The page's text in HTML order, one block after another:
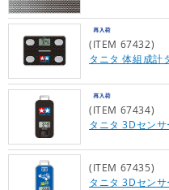
(ITEM 67432)
タニタ 体組成計
(ITEM 67434)
タニタ 3Dセン
(ITEM 67435)
タニタ 3Dセン